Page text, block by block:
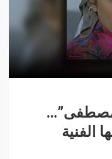
مصطفى”…
الفنية